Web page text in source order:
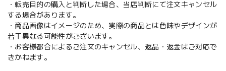
・転売目的の購入と判断した場合、当店判断にて注文キャンセル
する場合があります。
・商品画像はイメージのため、実際の商品とは色味やデザインが
若干異なる可能性がございます。
・お客様都合によるご注文のキャンセル、返品・返金はご対応で
きかねます。